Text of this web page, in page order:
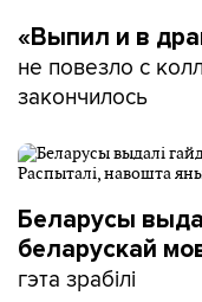
«Выпил и в
не повезло с
закончилось
Беларусы
беларускай
гэта зрабілі